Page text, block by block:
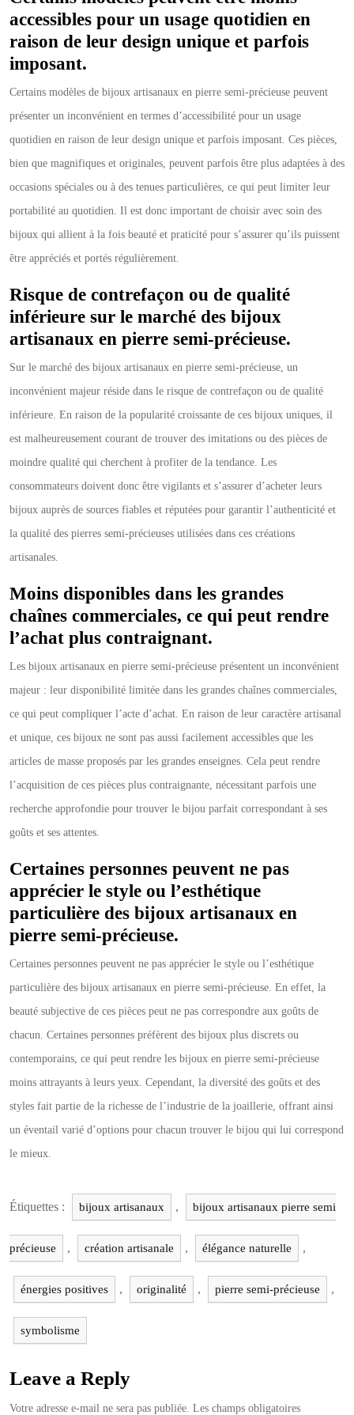
accessibles pour un usage quotidien en
raison de leur design unique et parfois
imposant.
Certains modèles de bijoux artisanaux en pierre semi-précieuse peuvent
présenter un inconvénient en termes d’accessibilité pour un usage
quotidien en raison de leur design unique et parfois imposant. Ces pièces,
bien que magnifiques et originales, peuvent parfois être plus adaptées à des
occasions spéciales ou à des tenues particulières, ce qui peut limiter leur
portabilité au quotidien. Il est donc important de choisir avec soin des
bijoux qui allient à la fois beauté et praticité pour s’assurer qu’ils puissent
être appréciés et portés régulièrement.
Risque de contrefaçon ou de qualité
inférieure sur le marché des bijoux
artisanaux en pierre semi-précieuse.
Sur le marché des bijoux artisanaux en pierre semi-précieuse, un
inconvénient majeur réside dans le risque de contrefaçon ou de qualité
inférieure. En raison de la popularité croissante de ces bijoux uniques, il
est malheureusement courant de trouver des imitations ou des pièces de
moindre qualité qui cherchent à profiter de la tendance. Les
consommateurs doivent donc être vigilants et s’assurer d’acheter leurs
bijoux auprès de sources fiables et réputées pour garantir l’authenticité et
la qualité des pierres semi-précieuses utilisées dans ces créations
artisanales.
Moins disponibles dans les grandes
chaînes commerciales, ce qui peut rendre
l’achat plus contraignant.
Les bijoux artisanaux en pierre semi-précieuse présentent un inconvénient
majeur : leur disponibilité limitée dans les grandes chaînes commerciales,
ce qui peut compliquer l’acte d’achat. En raison de leur caractère artisanal
et unique, ces bijoux ne sont pas aussi facilement accessibles que les
articles de masse proposés par les grandes enseignes. Cela peut rendre
l’acquisition de ces pièces plus contraignante, nécessitant parfois une
recherche approfondie pour trouver le bijou parfait correspondant à ses
goûts et ses attentes.
Certaines personnes peuvent ne pas
apprécier le style ou l’esthétique
particulière des bijoux artisanaux en
pierre semi-précieuse.
Certaines personnes peuvent ne pas apprécier le style ou l’esthétique
particulière des bijoux artisanaux en pierre semi-précieuse. En effet, la
beauté subjective de ces pièces peut ne pas correspondre aux goûts de
chacun. Certaines personnes préfèrent des bijoux plus discrets ou
contemporains, ce qui peut rendre les bijoux en pierre semi-précieuse
moins attrayants à leurs yeux. Cependant, la diversité des goûts et des
styles fait partie de la richesse de l’industrie de la joaillerie, offrant ainsi
un éventail varié d’options pour chacun trouver le bijou qui lui correspond
le mieux.
Étiquettes : bijoux artisanaux , bijoux artisanaux pierre semi
précieuse , création artisanale , élégance naturelle ,
énergies positives , originalité , pierre semi-précieuse ,
symbolisme
Leave a Reply
Votre adresse e-mail ne sera pas publiée. Les champs obligatoires